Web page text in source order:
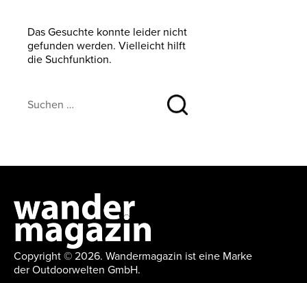
Das Gesuchte konnte leider nicht
gefunden werden. Vielleicht hilft
die Suchfunktion.
Suchen …
Copyright © 2026. Wandermagazin ist eine Marke
der Outdoorwelten GmbH.